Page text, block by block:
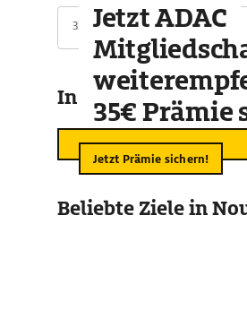
33000 Bordeaux, Frankreich
In der Umgebung
Jetzt ADAC
35€ Prämie
Jetzt Prämie sichern!
Beliebte Ziele in